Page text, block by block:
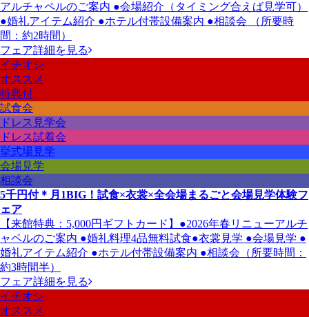
アルチャペルのご案内 ●会場紹介（タイミング合えば見学可）
●婚礼アイテム紹介 ●ホテル付帯設備案内 ●相談会 （所要時
間：約2時間）
フェア詳細を見る
イチオシ
オススメ
特典付
試食会
ドレス見学会
ドレス試着会
挙式場見学
会場見学
相談会
5千円付＊月1BIG！試食×衣裳×全会場まるごと会場見学体験フ
ェア
【来館特典：5,000円ギフトカード】●2026年春リニューアルチ
ャペルのご案内 ●婚礼料理4品無料試食●衣裳見学 ●会場見学 ●
婚礼アイテム紹介 ●ホテル付帯設備案内 ●相談会（所要時間：
約3時間半）
フェア詳細を見る
イチオシ
オススメ